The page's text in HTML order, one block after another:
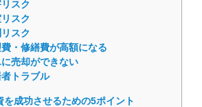
スク
スク
スク
・修繕費が高額になる
売却ができない
者トラブル
を成功させるための5ポイント